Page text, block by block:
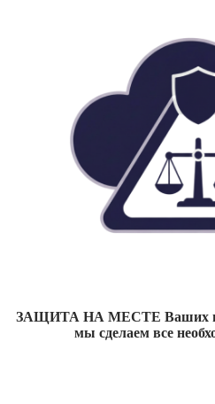
ЗАЩИТА НА МЕСТЕ Ваших
мы сделаем все